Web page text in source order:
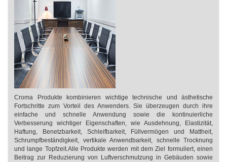
Croma Produkte kombinieren wichtige technische und ästhetische
Fortschritte zum Vorteil des Anwenders. Sie überzeugen durch ihre
einfache und schnelle Anwendung sowie die kontinuierliche
Verbesserung wichtiger Eigenschaften, wie Ausdehnung, Elastizität,
Haftung, Benetzbarkeit, Schleifbarkeit, Füllvermögen und Mattheit,
Schrumpfbeständigkeit, vertikale Anwendbarkeit, schnelle Trocknung
und lange Topfzeit.Alle Produkte werden mit dem Ziel formuliert, einen
Beitrag zur Reduzierung von Luftverschmutzung in Gebäuden sowie